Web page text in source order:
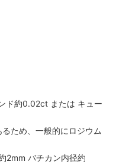
ド約0.02ct または キュー
ため、一般的にロジウム
2mm バチカン内径約